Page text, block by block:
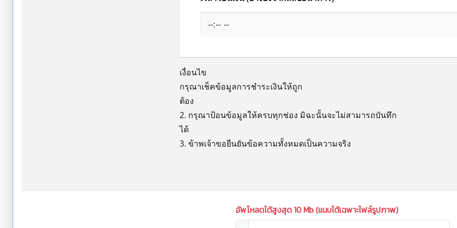
เงื่อนไข
กรุณาเช็คข้อมูลการชำระเงินให้ถูก
ต้อ
2. กรุณาป้อนข้อมูลให้ครบทุกช่อง มิฉะนั้นจะไม่สามารถบันทึก
ไ
3. ข้าพเจ้าขอยืนยันข้อความทั้งหมดเป็นความจริง
อัพโหลดได้สูงสุด 10 Mb (แนบได้เฉพาะไฟล์รูปภาพ)